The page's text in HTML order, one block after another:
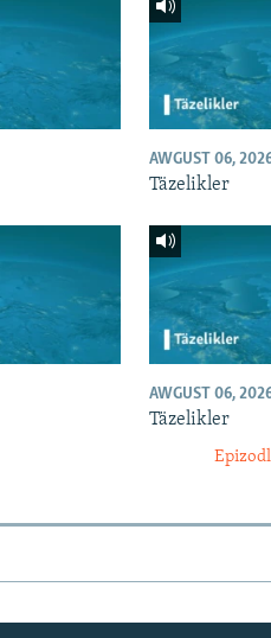
AWGUST 06,
Täzelikler
AWGUST 06,
Täzelikler